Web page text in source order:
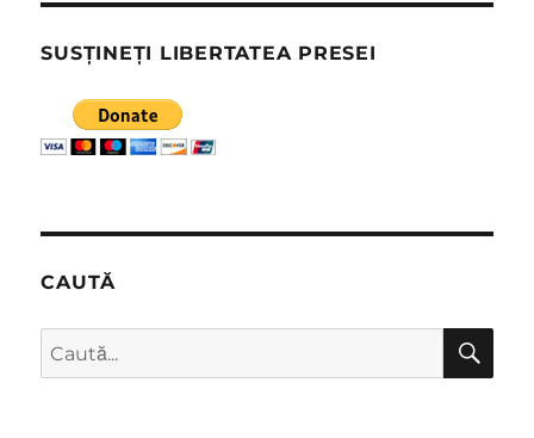
SUSȚINEȚI LIBERTATEA PRESEI
CAUTĂ
Caută
după: